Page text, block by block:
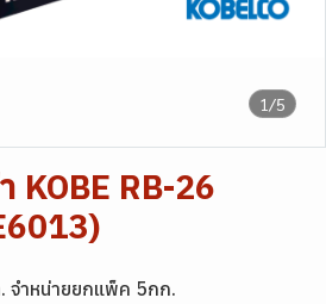
1/5
KOBE RB-26
จำหน่ายยกแพ็ค 5กก.